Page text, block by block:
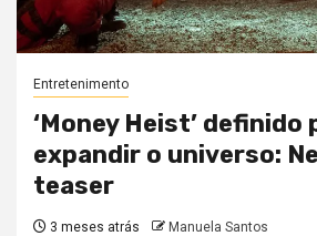
Entretenimento
‘Money Heist’ definido
expandir o universo:
teaser
3 meses atrás Manuela Santos